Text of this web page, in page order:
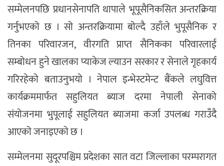
सम्मेलनपछि प्रधानसेनापति थापाले भूपूसैनिकसित अन्तरक्रिया
गर्नुभएको छ । सो अन्तरक्रियामा बोल्दै उहाँले भुपूसैनिक र
तिनका परिवारजन, वीरगति प्राप्त सैनिकका परिवारलाई
सम्बोधन हुने खालका प्याकेज ल्याउन सरकार र सेनाले गृहकार्य
गरिरहेको बताउनुभयो । नेपाल इन्भेस्टमेन्ट बैंकले लघुवित्त
कार्यक्रममार्फत सहुलियत ब्याज दरमा नेपाली सेनाको
संयोजनमा भुपूलाई सहुलियत ब्याजमा कर्जा उपलब्ध गराउँदै
आएको जनाइएको छ ।
सम्मेलनमा सुदूरपश्चिम प्रदेशका सात वटा जिल्लाका परम्परागत